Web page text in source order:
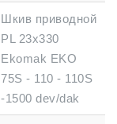
Шкив приводной
PL 23x330
Ekomak EKO
75S - 110 - 110S
-1500 dev/dak